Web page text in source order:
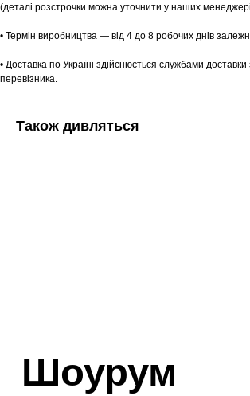
(деталі розстрочки можна уточнити у наших
• Термін виробництва — від 4 до 8 робочих днів
• Доставка по Україні здійснюється службами
перевізника.
Також дивляться